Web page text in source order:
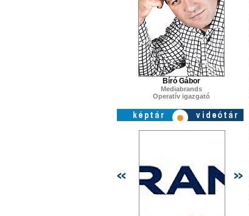
Bíró Gábor
Mediabrands
Operatív igazgató